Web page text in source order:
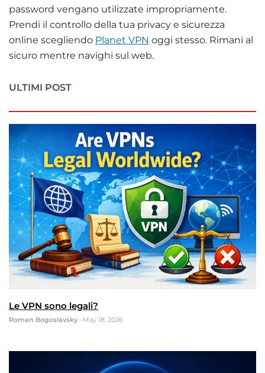
password vengano utilizzate impropriamente.
Prendi il controllo della tua privacy e sicurezza
online scegliendo Planet VPN oggi stesso. Rimani al
sicuro mentre navighi sul web.
ULTIMI POST
Le VPN sono legali?
Roman Bogoslavsky • May 18, 2026